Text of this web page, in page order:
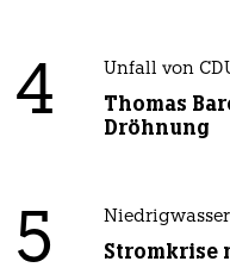
4 Unfall von
Thomas
Dröhnung
5 Stromkrise